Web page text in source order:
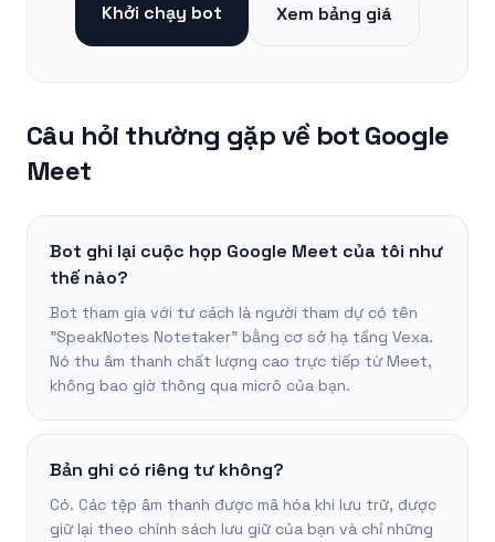
Khởi chạy bot Xem bảng giá
Câu hỏi thường gặp về bot Google
Meet
Bot ghi lại cuộc họp Google Meet của tôi như
thế nào?
Bot tham gia với tư cách là người tham dự có tên
"SpeakNotes Notetaker" bằng cơ sở hạ tầng Vexa.
Nó thu âm thanh chất lượng cao trực tiếp từ Meet,
không bao giờ thông qua micrô của bạn.
Bản ghi có riêng tư không?
Có. Các tệp âm thanh được mã hóa khi lưu trữ, được
giữ lại theo chính sách lưu giữ của bạn và chỉ những